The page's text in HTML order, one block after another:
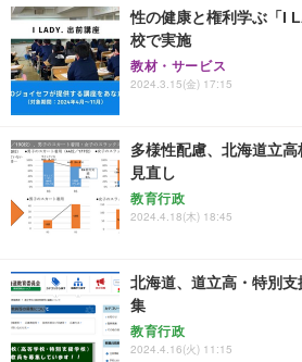
性の健康と権利学ぶ「I
校で実施
教材・サービス
2024.3.15(金) 17:15
多様性配慮、北海道立高
見直し
教育行政
2024.4.18(木) 18:45
北海道、道立高・特別
集
教育行政
2024.4.16(火) 11:15